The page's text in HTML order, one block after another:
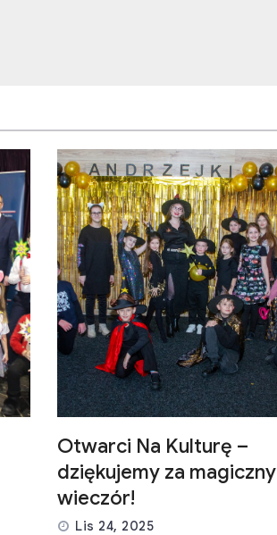
Otwarci Na Kulturę –
dziękujemy za magiczny
wieczór!
Lis 24, 2025